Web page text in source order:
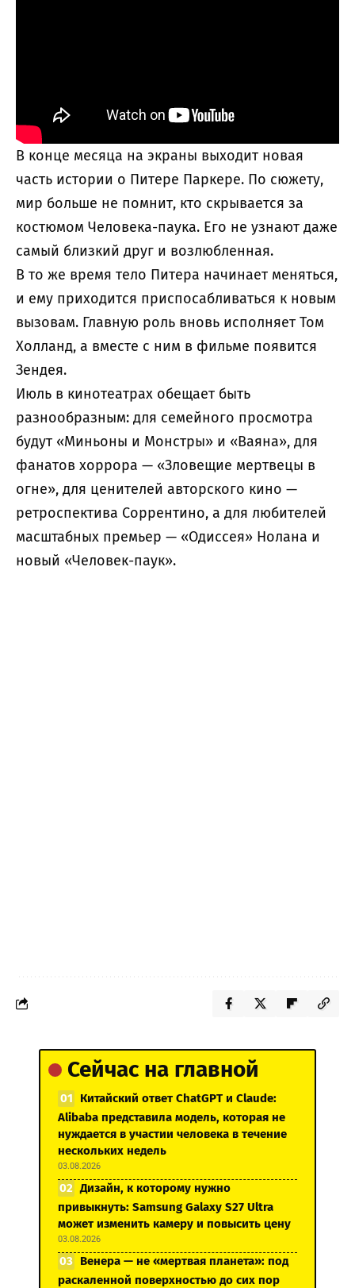
В конце месяца на экраны выходит новая
часть истории о Питере Паркере. По сюжету,
мир больше не помнит, кто скрывается за
костюмом Человека-паука. Его не узнают даже
самый близкий друг и возлюбленная.
В то же время тело Питера начинает меняться,
и ему приходится приспосабливаться к новым
вызовам. Главную роль вновь исполняет Том
Холланд, а вместе с ним в фильме появится
Зендея.
Июль в кинотеатрах обещает быть
разнообразным: для семейного просмотра
будут «Миньоны и Монстры» и «Ваяна», для
фанатов хоррора — «Зловещие мертвецы в
огне», для ценителей авторского кино —
ретроспектива Соррентино, а для любителей
масштабных премьер — «Одиссея» Нолана и
новый «Человек-паук».
Сейчас на главной
Китайский ответ ChatGPT и Claude:
Alibaba представила модель, которая не
нуждается в участии человека в течение
нескольких недель
03.08.2026
Дизайн, к которому нужно
привыкнуть: Samsung Galaxy S27 Ultra
может изменить камеру и повысить цену
03.08.2026
Венера — не «мертвая планета»: под
раскаленной поверхностью до сих пор